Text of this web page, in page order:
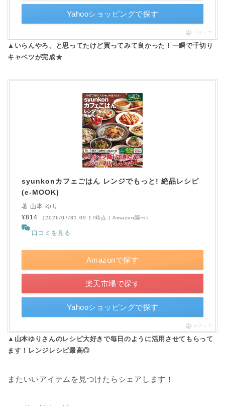
Yahooショッピングで探す
ポチップ
▲いらんやろ、と思ってたけど買ってみて良かった！一瞬で千切り
キャベツが完成★
syunkonカフェごはん レンジでもっと! 絶品レシピ
(e-MOOK)
著:山本 ゆり
¥814
（2026/07/31 09:17時点 | Amazon調べ）
口コミを見る
Amazonで探す
楽天市場で探す
Yahooショッピングで探す
ポチップ
▲山本ゆりさんのレシピ大好きで毎日のように活用させてもらって
ます！レンジレシピ最高◎
またいいアイテムを見つけたらシェアします！